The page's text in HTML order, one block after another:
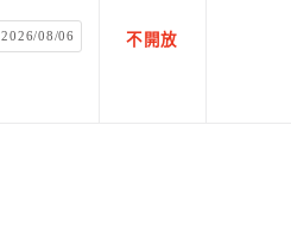
2026/08/06 不開放